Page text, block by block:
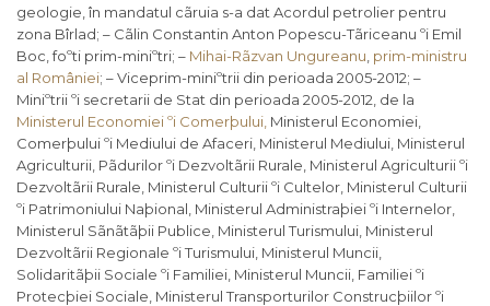
geologie, în mandatul cãruia s-a dat Acordul petrolier pentru
zona Bîrlad; – Cãlin Constantin Anton Popescu-Tãriceanu ºi Emil
Boc, foºti prim-miniºtri; – Mihai-Rãzvan Ungureanu prim-ministru
al României; – Viceprim-miniºtrii din perioada 2005-2012; –
Miniºtrii ºi secretarii de Stat din perioada 2005-2012, de la
Ministerul Economiei ºi Comerþului, Ministerul Economiei,
Comerþului ºi Mediului de Afaceri, Ministerul Mediului, Ministerul
Agriculturii, Pãdurilor ºi Dezvoltãrii Rurale, Ministerul Agriculturii ºi
Dezvoltãrii Rurale, Ministerul Culturii ºi Cultelor, Ministerul Culturii
ºi Patrimoniului Naþional, Ministerul Administraþiei ºi Internelor,
Ministerul Sãnãtãþii Publice, Ministerul Turismului, Ministerul
Dezvoltãrii Regionale ºi Turismului, Ministerul Muncii,
Solidaritãþii Sociale ºi Familiei, Ministerul Muncii, Familiei ºi
Protecþiei Sociale, Ministerul Transporturilor Construcþiilor ºi